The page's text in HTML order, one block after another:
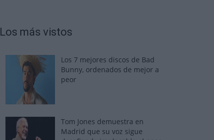
Los más vistos
Los 7 mejores discos de Bad
Bunny, ordenados de mejor a
peor
Tom Jones demuestra en
Madrid que su voz sigue